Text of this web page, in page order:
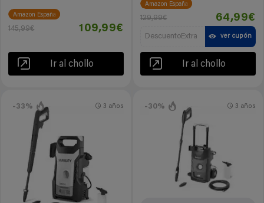
Amazon España
145,99€ 109,99€
Ir al chollo
Amazon España
129,99€ 64,99€
DescuentoExtra ver cupón
Ir al chollo
-33% 3 años -30% 3 años